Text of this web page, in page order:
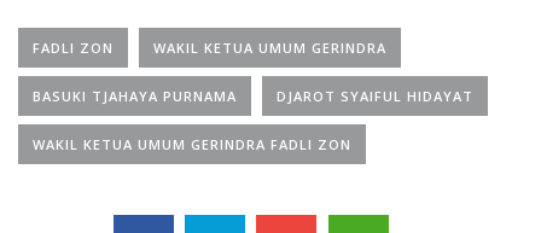
FADLI ZON WAKIL KETUA UMUM GERINDRA
BASUKI TJAHAYA PURNAMA DJAROT SYAIFUL HIDAYAT
WAKIL KETUA UMUM GERINDRA FADLI ZON